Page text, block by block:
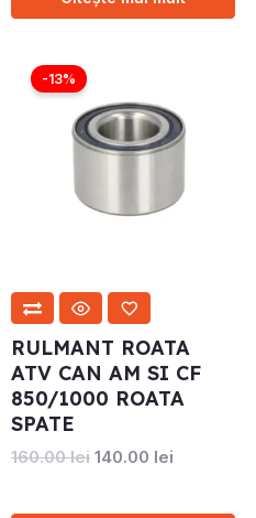
-13%
RULMANT ROATA
ATV CAN AM SI CF
850/1000 ROATA
SPATE
160.00lei
fost:
160.00 lei.
140.00 lei
140.00 lei.